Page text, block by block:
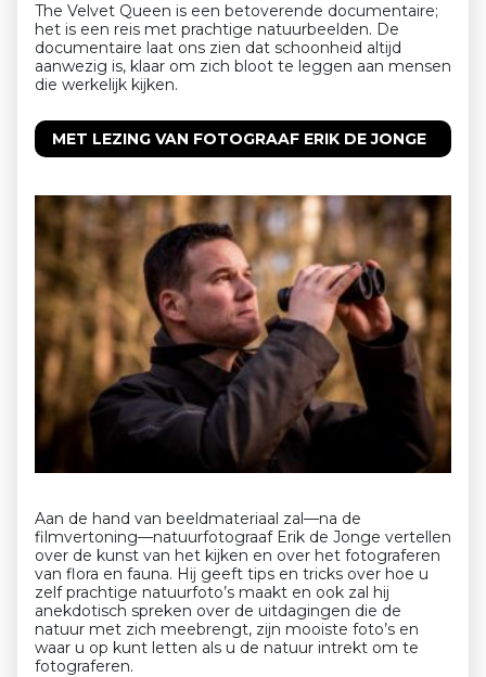
The Velvet Queen is een betoverende documentaire;
het is een reis met prachtige natuurbeelden. De
documentaire laat ons zien dat schoonheid altijd
aanwezig is, klaar om zich bloot te leggen aan mensen
die werkelijk kijken.
MET LEZING VAN FOTOGRAAF ERIK DE JONGE
Aan de hand van beeldmateriaal zal—na de
filmvertoning—natuurfotograaf Erik de Jonge vertellen
over de kunst van het kijken en over het fotograferen
van flora en fauna. Hij geeft tips en tricks over hoe u
zelf prachtige natuurfoto’s maakt en ook zal hij
anekdotisch spreken over de uitdagingen die de
natuur met zich meebrengt, zijn mooiste foto’s en
waar u op kunt letten als u de natuur intrekt om te
fotograferen.